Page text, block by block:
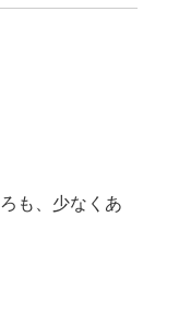
も、少なくあ